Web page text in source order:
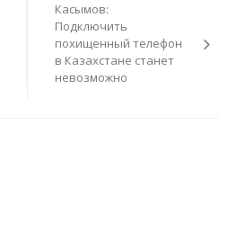
Касымов:
Подключить
похищенный телефон
в Казахстане станет
невозможно